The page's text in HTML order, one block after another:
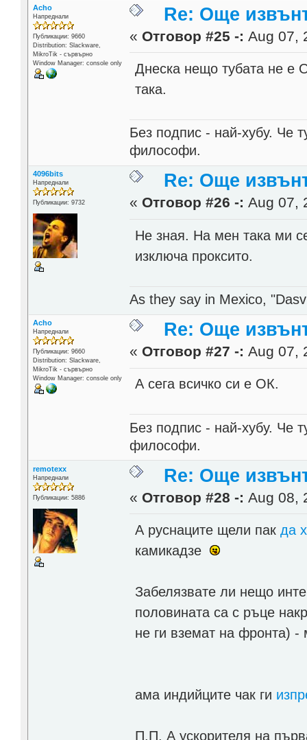
Acho
Напреднали
Публикации: 9660
Distribution: Slackware,
MikroTik - сървърно
Window Manager: console only
Re: Още
« Отговор #25 -: Aug 07,
Днеска нещо тубата не е
така.
Без подпис - най-хубу. Че
философи.
4096bits
Напреднали
Публикации: 9732
Re: Още
« Отговор #26 -: Aug 07,
Не зная. На мен така ми
изключа проксито.
As they say in Mexico,
Acho
Напреднали
Публикации: 9660
Distribution: Slackware,
MikroTik - сървърно
Window Manager: console only
Re: Още
« Отговор #27 -: Aug 07,
А сега всичко си е ОК.
Без подпис - най-хубу. Че
философи.
remotexx
Напреднали
Публикации: 5886
Re: Още
« Отговор #28 -: Aug 08,
А руснаците щели пакда
камикадзе
Забелязвате ли нещо
половината са с ръце
не ги вземат на фронта)
ама индийците чак ги
П.П. А ускорителя на